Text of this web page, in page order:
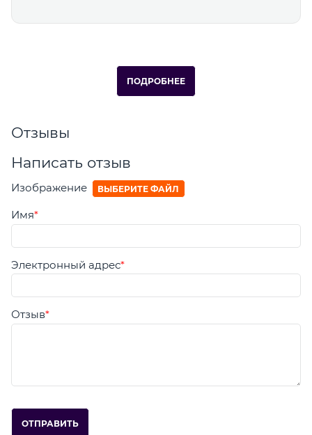
ПОДРОБНЕЕ
Отзывы
Написать отзыв
Изображение ВЫБЕРИТЕ ФАЙЛ
Имя
Электронный адрес
Отзыв